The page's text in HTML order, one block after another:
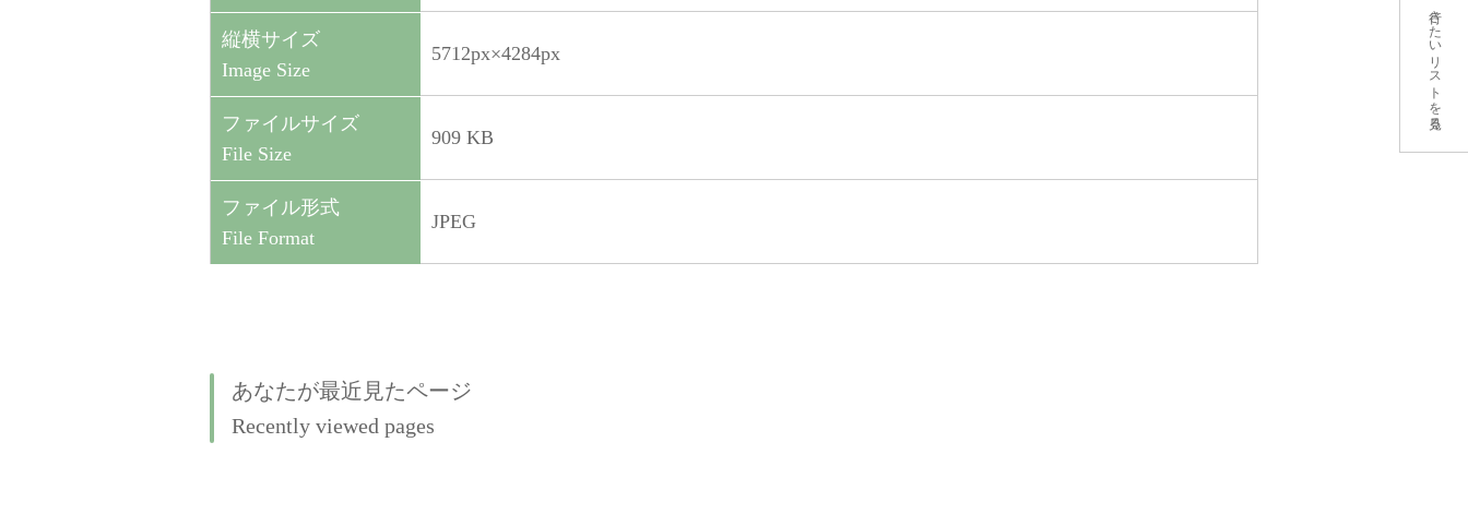
行きたいリストを見る
縦横サイズ
Image Size
5712px×4284px
ファイルサイズ
File Size
909 KB
ファイル形式
File Format
JPEG
あなたが最近見たページ
Recently viewed pages